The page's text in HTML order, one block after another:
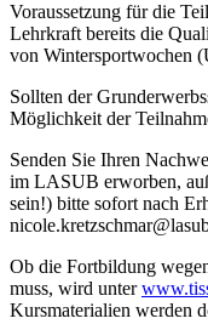
Voraussetzung für die
Lehrkraft bereits die
von Wintersportwochen
Sollten der
Möglichkeit der
Senden Sie Ihren
im LASUB erworben,
sein!) bitte sofort nach
Ob die Fortbildung
muss, wird unter
Kursmaterialien werden